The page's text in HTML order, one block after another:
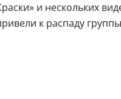
и нескольких
к распаду